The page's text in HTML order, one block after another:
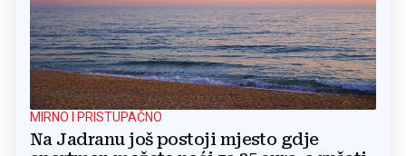
MIRNO I PRISTUPAČNO
Na Jadranu još postoji mjesto gdje